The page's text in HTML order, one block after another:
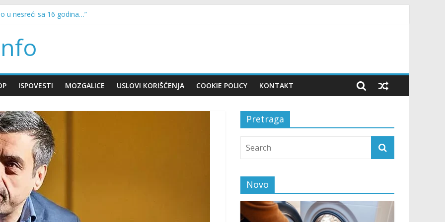
u nesreći sa 16 godina…”
Napadnut helikopter u kom je bio Putin
ludi samo uradite ovo: Prinos nikad veći, a plod zdrav i mesnat
ISPOVESTI MOZGALICE USLOVI KORIŠĆENJA COOKIE POLICY KONTAKT
Pretraga
Novo